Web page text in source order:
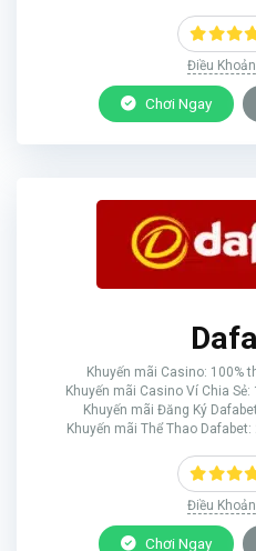
Điều
Chơi Ngay
Khuyến mãi Casino: 100%
Khuyến mãi Casino Ví Chia
Khuyến mãi Đăng Ký
Khuyến mãi Thể Thao
Điều
Chơi Ngay